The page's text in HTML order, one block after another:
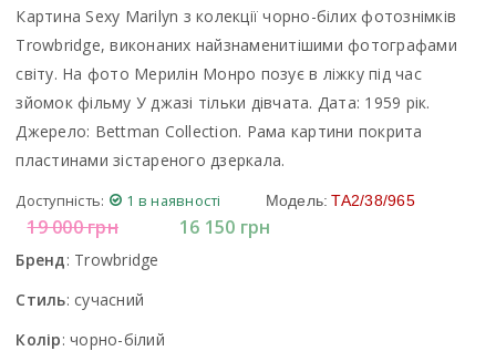
Картина Sexy Marilyn з колекції чорно-білих фотознімків
Trowbridge, виконаних найзнаменитішими фотографами
світу. На фото Мерилін Монро позує в ліжку під час
зйомок фільму У джазі тільки дівчата. Дата: 1959 рік.
Джерело: Bettman Collection. Рама картини покрита
пластинами зістареного дзеркала.
Доступність: 1 в наявності Модель: TA2/38/965
19 000грн 16 150 грн
Бренд: Trowbridge
Стиль: сучасний
Колір:чорно-білий